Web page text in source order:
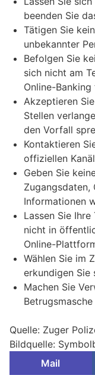
beenden Sie
Tätigen Sie
unbekannter
Befolgen Sie
sich nicht am
Online-Banking
Akzeptieren
Stellen
den Vorfall
Kontaktieren
offiziellen
Geben Sie
Zugangsdaten,
Informationen
Lassen Sie
nicht in
Online-
Wählen Sie im
erkundigen Sie
Machen Sie
Quelle: Zuger
Bildquelle:
Mail